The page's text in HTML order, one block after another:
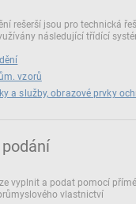
rešerší jsou pro technická
následující třídící
vzorů
a služby, obrazové prvky
vyplnit a podat pomocí
vlastnictví